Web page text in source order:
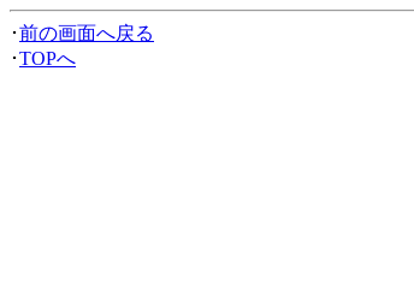
･前の画面へ戻る
･TOPへ